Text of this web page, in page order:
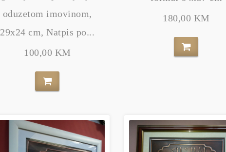
oduzetom imovinom,
29x24 cm, Natpis po...
100,00 KM
180,00 KM